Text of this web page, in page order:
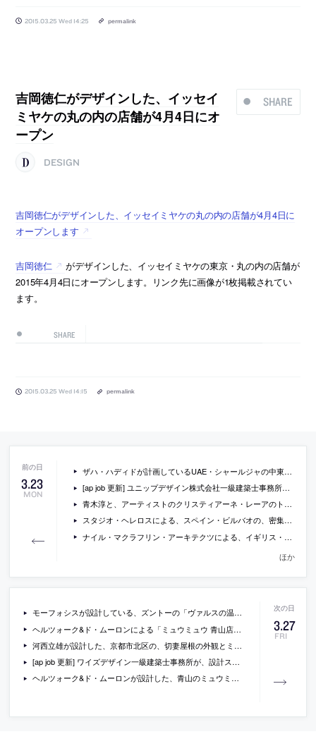
2015.03.25 Wed 14:25 permalink
SHARE
吉岡徳仁がデザインした、イッセイ
ミヤケの丸の内の店舗が4月4日にオ
ープン
DESIGN
吉岡徳仁がデザインした、イッセイミヤケの丸の内の店舗が4月4日に
オープンします
吉岡徳仁
がデザインした、イッセイミヤケの東京・丸の内の店舗が
2015年4月4日にオープンします。リンク先に画像が1枚掲載されてい
ます。
SHARE
2015.03.25 Wed 14:15 permalink
3.23
MON
ザハ・ハディドが計画しているUAE・シャールジャの中東環境会社「Bee’ah」の本社施設の動画
[ap job 更新] ユニップデザイン株式会社一級建築士事務所が、設計スタッフを募集中
青木淳と、アーティストのクリスティアーネ・レーアのトークセッションが、ヴァンジ彫刻庭園美術館で開催[2015/4/5]
スタジオ・ヘレロスによる、スペイン・ビルバオの、密集した既存街区内の倉庫を改修したアートギャラリーの写真など
ナイル・マクラフリン・アーキテクツによる、イギリス・オックスフォードシャーの教会「Bishop Edward King Chapel」の写真など
ほか
3.27
FRI
モーフォシスが設計している、ズントーの「ヴァルスの温泉施設」横のホテルは、高さ381mの超高層タワー
ヘルツォーク&ド・ムーロンによる「ミュウミュウ 青山店」の外観写真
河西立雄が設計した、京都市北区の、切妻屋根の外観とミニマルな内部空間が特徴的な自邸の写真
[ap job 更新] ワイズデザイン一級建築士事務所が、設計スタッフ（新卒可）を募集中
ヘルツォーク&ド・ムーロンが設計した、青山のミュウミュウの新店舗の動画